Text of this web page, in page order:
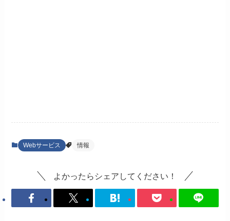
Webサービス 情報
よかったらシェアしてください！